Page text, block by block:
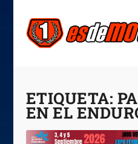
ETIQUETA:
EN EL